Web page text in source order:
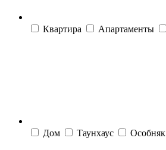
Квартира Апартаменты
Дом Таунхаус Особняк